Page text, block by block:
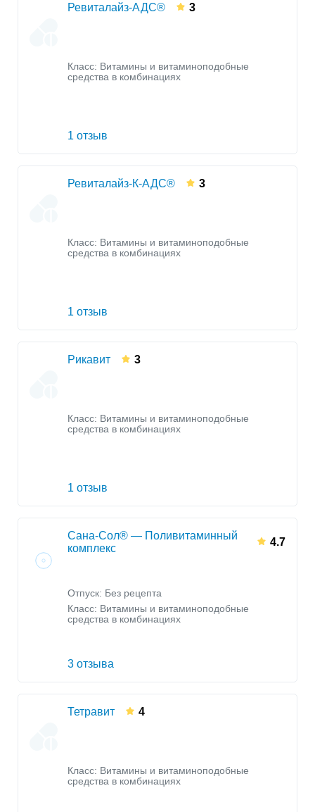
Ревиталайз-АДС® 3
Класс: Витамины и витаминоподобные
средства в комбинациях
1 отзыв
Ревиталайз-К-АДС® 3
Класс: Витамины и витаминоподобные
средства в комбинациях
1 отзыв
Рикавит 3
Класс: Витамины и витаминоподобные
средства в комбинациях
1 отзыв
Сана-Сол® — Поливитаминный
комплекс
4.7
Отпуск: Без рецепта
Класс: Витамины и витаминоподобные
средства в комбинациях
3 отзыва
Тетравит 4
Класс: Витамины и витаминоподобные
средства в комбинациях